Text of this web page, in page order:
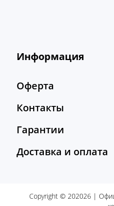
Информация
Оферта
Контакты
Гарантии
Доставка и оплата
Copyright © 202026 |